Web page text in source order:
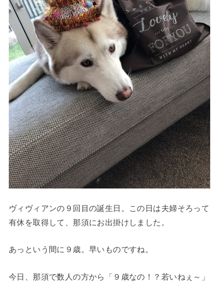
ヴィヴィアンの９回目の誕生日。この日は夫婦そろって
有休を取得して、那須にお出掛けしました。
あっという間に９歳。早いものですね。
今日、那須で数人の方から「９歳なの！？若いねぇ～」